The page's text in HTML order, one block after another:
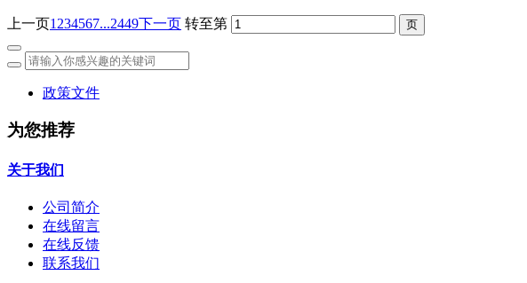
上一页1 234567...2449下一页 转至第
政策文件
为您推荐
关于我们
公司简介
在线留言
在线反馈
联系我们